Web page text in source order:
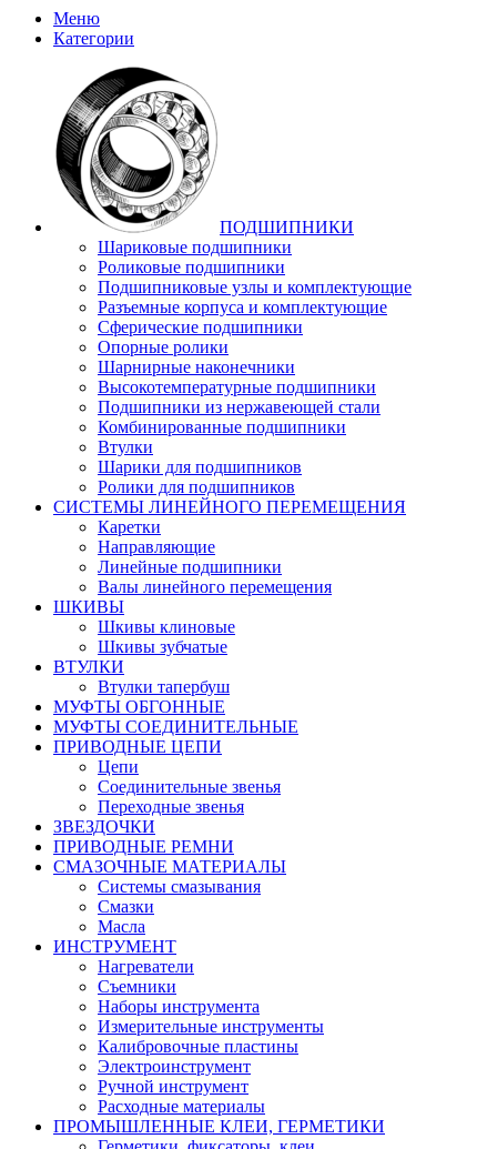
Меню
Категории
ПОДШИПНИКИ
Шариковые подшипники
Роликовые подшипники
Подшипниковые узлы и комплектующие
Разъемные корпуса и комплектующие
Сферические подшипники
Опорные ролики
Шарнирные наконечники
Высокотемпературные подшипники
Подшипники из нержавеющей стали
Комбинированные подшипники
Втулки
Шарики для подшипников
Ролики для подшипников
СИСТЕМЫ ЛИНЕЙНОГО ПЕРЕМЕЩЕНИЯ
Каретки
Направляющие
Линейные подшипники
Валы линейного перемещения
ШКИВЫ
Шкивы клиновые
Шкивы зубчатые
ВТУЛКИ
Втулки тапербуш
МУФТЫ ОБГОННЫЕ
МУФТЫ СОЕДИНИТЕЛЬНЫЕ
ПРИВОДНЫЕ ЦЕПИ
Цепи
Соединительные звенья
Переходные звенья
ЗВЕЗДОЧКИ
ПРИВОДНЫЕ РЕМНИ
СМАЗОЧНЫЕ МАТЕРИАЛЫ
Системы смазывания
Смазки
Масла
ИНСТРУМЕНТ
Нагреватели
Съемники
Наборы инструмента
Измерительные инструменты
Калибровочные пластины
Электроинструмент
Ручной инструмент
Расходные материалы
ПРОМЫШЛЕННЫЕ КЛЕИ, ГЕРМЕТИКИ